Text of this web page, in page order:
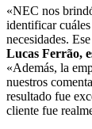
«NEC nos
identificar cuáles
necesidades.
Lucas Ferrão,
«Además, la
nuestros
resultado fue
cliente fue